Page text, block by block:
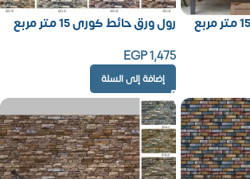
رول ورق حائط كورى 15 متر مربع
EGP1,475
إضافة إلى السلة